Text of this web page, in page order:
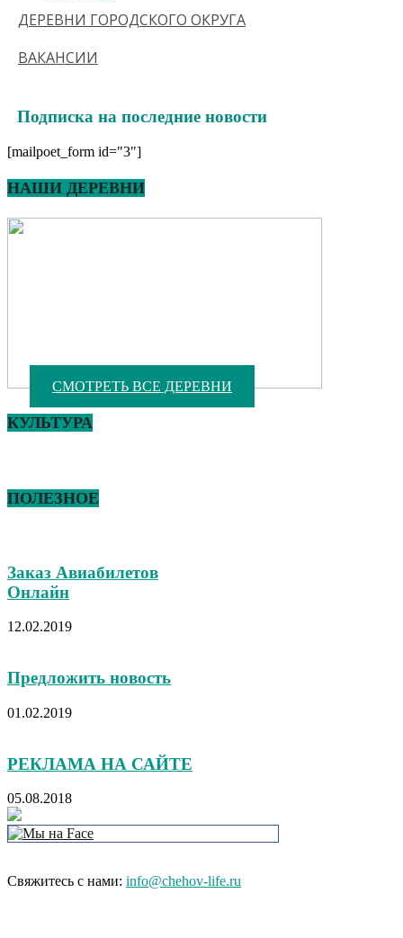
ДЕРЕВНИ ГОРОДСКОГО ОКРУГА
ВАКАНСИИ
Подписка на последние новости
[mailpoet_form id="3"]
НАШИ ДЕРЕВНИ
СМОТРЕТЬ ВСЕ ДЕРЕВНИ
КУЛЬТУРА
ПОЛЕЗНОЕ
Заказ Авиабилетов
Онлайн
12.02.2019
Предложить новость
01.02.2019
РЕКЛАМА НА САЙТЕ
05.08.2018
Свяжитесь с нами: info@chehov-life.ru